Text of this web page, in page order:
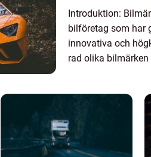
Introduktion:
bilföretag som har
innovativa och
rad olika